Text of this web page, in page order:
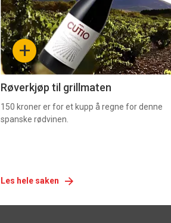
nå
-
4 +
Røverkjøp til grillmaten
150 kroner er for et kupp å regne for denne
spanske rødvinen.
Les hele saken